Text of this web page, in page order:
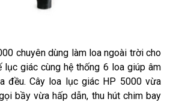
chuyên dùng làm loa ngoài trời cho
lục giác cùng hệ thống 6 loa giúp âm
đều. Cây loa lục giác HP 5000 vừa
bầy vừa hấp dẫn, thu hút chim bay